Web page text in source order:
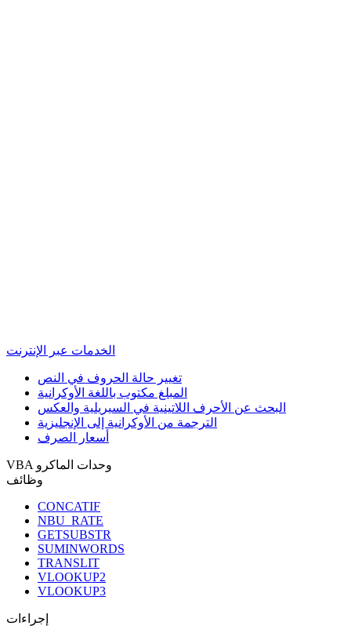
الخدمات عبر الإنترنت
تغيير حالة الحروف في النص
المبلغ مكتوب باللغة الأوكرانية
البحث عن الأحرف اللاتينية في السيريلية والعكس
الترجمة من الأوكرانية إلى الإنجليزية
أسعار الصرف
VBA وحدات الماكرو
وظائف
CONCATIF
NBU_RATE
GETSUBSTR
SUMINWORDS
TRANSLIT
VLOOKUP2
VLOOKUP3
إجراءات